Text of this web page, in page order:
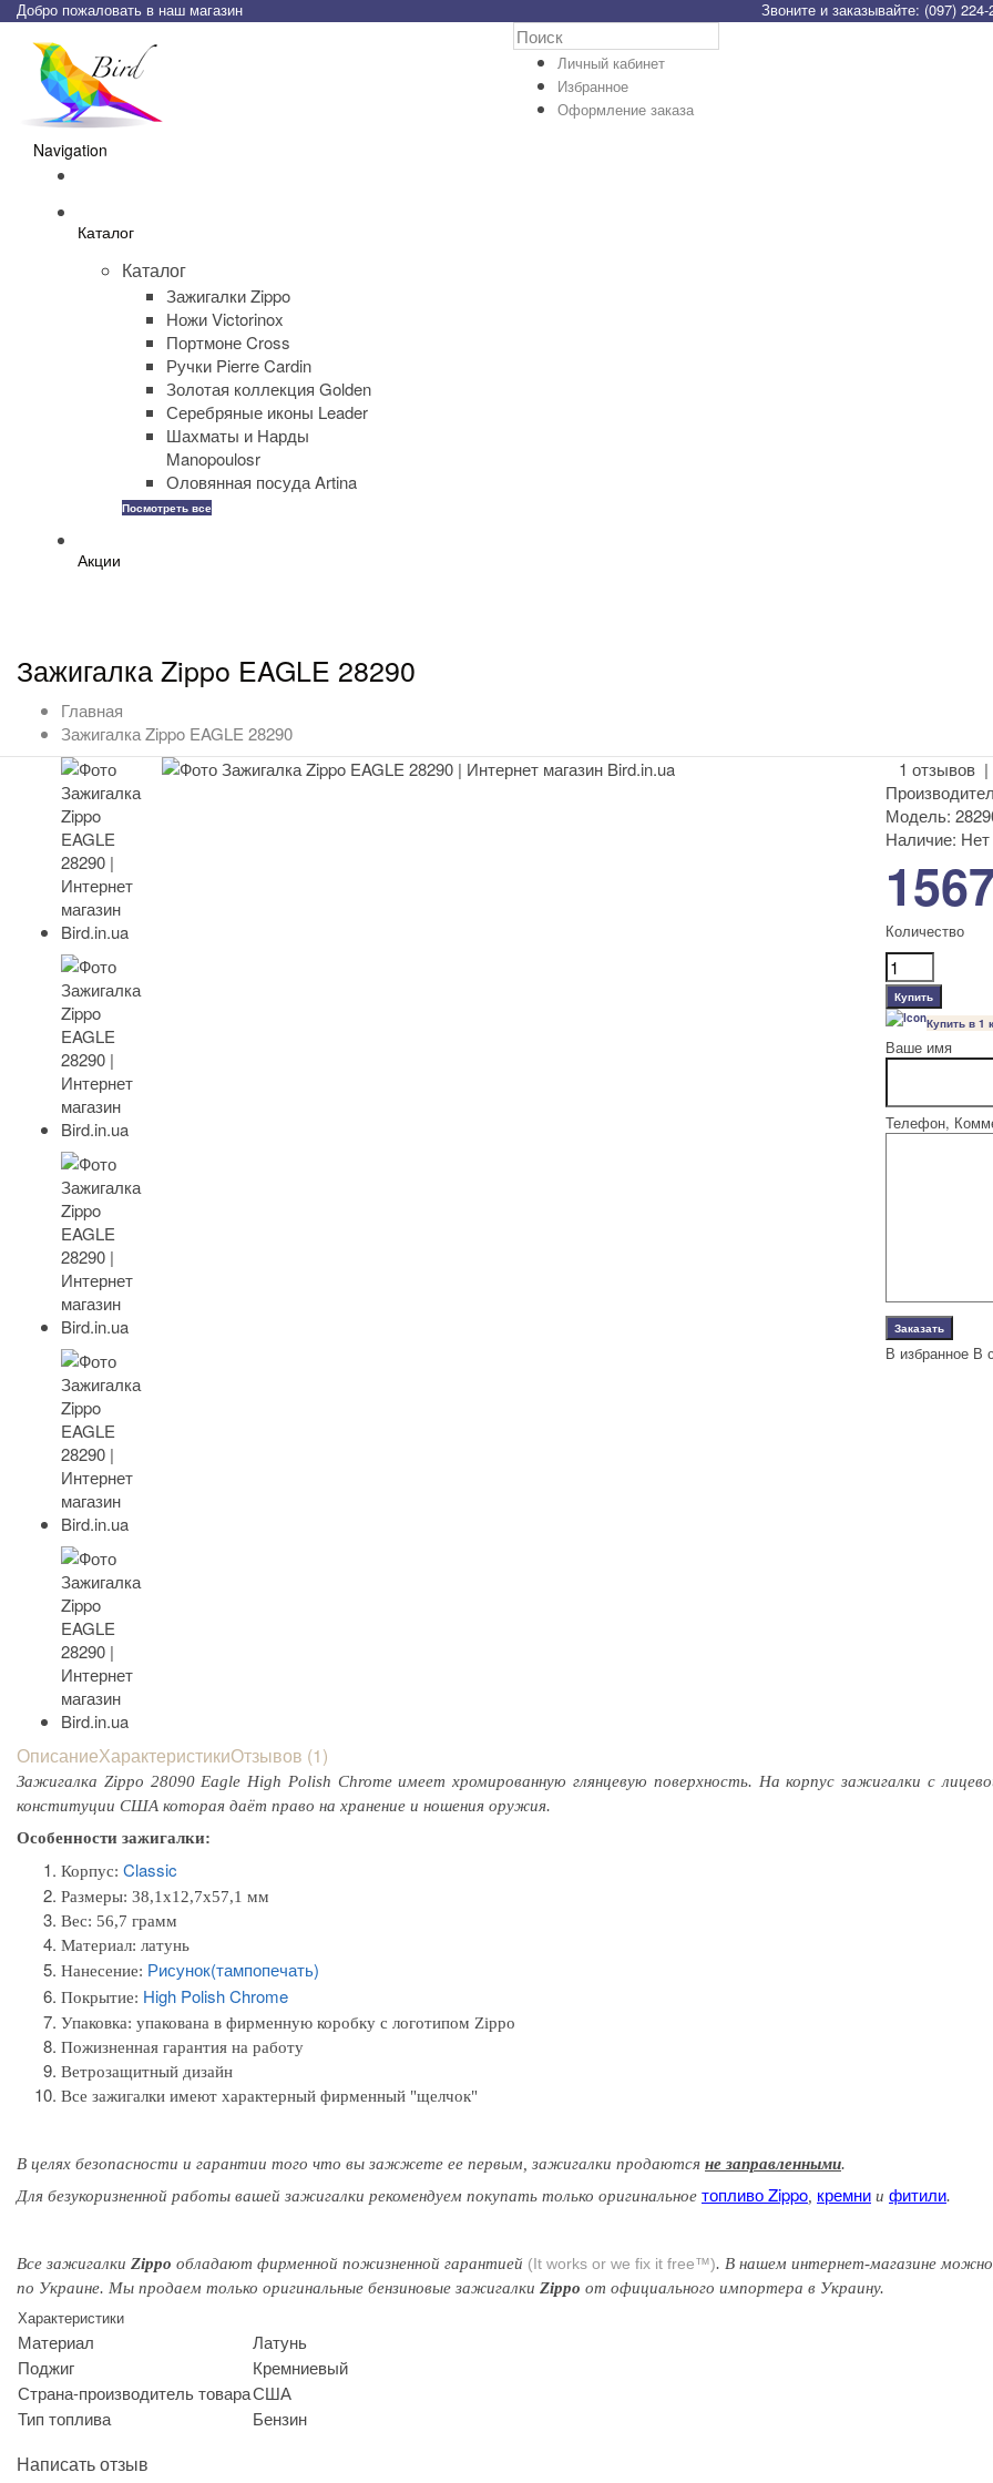
Добро пожаловать в наш магазин Звоните и заказывайте: (097) 224-
Личный кабинет
Избранное
Оформление заказа
Navigation
Каталог
Каталог
Зажигалки Zippo
Ножи Victorinox
Портмоне Cross
Ручки Pierre Cardin
Золотая коллекция Golden
Серебряные иконы Leader
Шахматы и Нарды
Manopoulosr
Оловянная посуда Artina
Посмотреть все
Акции
Зажигалка Zippo EAGLE 28290
Главная
Зажигалка Zippo EAGLE 28290
1 отзывов |
Модель:
Наличие:
Количество
Купить в 1
Ваше имя
Телефон,
В избранное В
ОписаниеХарактеристикиОтзывов (1)
Зажигалка Zippo 28090 Eagle High Polish Chrome имеет хромированную глянцевую поверхность. На корпус зажигалки с
конституции США которая даёт право на хранение и ношения оружия.
Особенности зажигалки:
Корпус: Classic
Размеры: 38,1x12,7x57,1 мм
Вес: 56,7 грамм
Материал: латунь
Нанесение: Рисунок(тампопечать)
Покрытие: High Polish Chrome
Упаковка: упакована в фирменную коробку с логотипом Zippo
Пожизненная гарантия на работу
Ветрозащитный дизайн
Все зажигалки имеют характерный фирменный "щелчок"
В целях безопасности и гарантии того что вы зажжете ее первым , зажигалки продаются не заправленными.
Для безукоризненной работы вашей зажигалки рекомендуем покупать только оригинальное топливо Zippo кремни и фитили.
Все зажигалки Zippo обладают фирменной пожизненной гарантией (It works or we fix it free™). В нашем интернет-магазине
по Украине. Мы продаем только оригинальные бензиновые зажигалки Zippo от официального импортера в Украину.
Характеристики
Материал
Латунь
Поджиг
Кремниевый
Страна-производитель товараСША
Тип топлива
Бензин
Написать отзыв